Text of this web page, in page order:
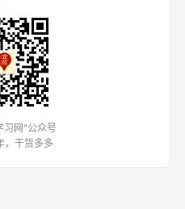
习网"公众号
，干货多多